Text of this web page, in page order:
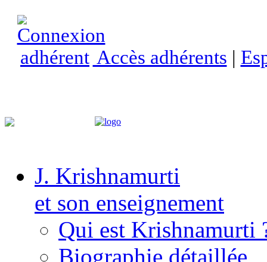
Accès adhérents |
J. Krishnamurti
et son enseignement
Qui est Krishnamurti
Biographie détaillée